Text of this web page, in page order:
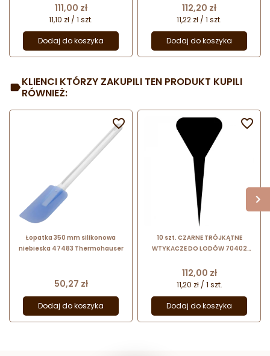
lodów w witrynie
Cena
111,00 zł
11,10 zł / 1 szt.
Dodaj do koszyka
smaków lodów w witrynie
Cena
112,20 zł
11,22 zł / 1 szt.
Dodaj do koszyka
KLIENCI KTÓRZY ZAKUPILI TEN PRODUKT KUPILI
RÓWNIEŻ:
Łopatka 350 mm silikonowa
niebieska 47483 Thermohauser
Cena
50,27 zł
Dodaj do koszyka

10 szt. CZARNE TRÓJKĄTNE
WTYKACZE DO LODÓW 70402
smaków lodów w witrynie
Cena
112,00 zł
11,20 zł / 1 szt.
Dodaj do koszyka
